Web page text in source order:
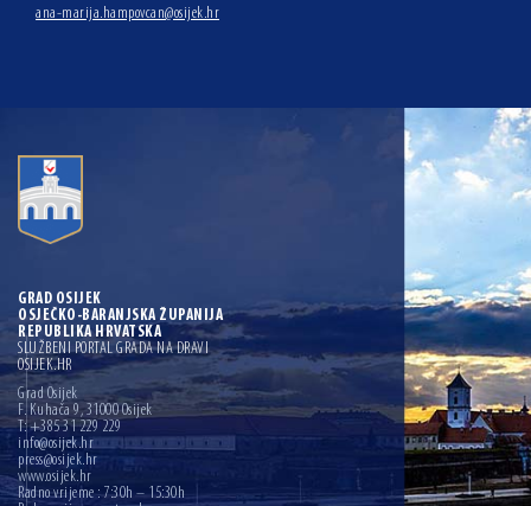
ana-marija.hampovcan@osijek.hr
GRAD OSIJEK
OSJEČKO-BARANJSKA ŽUPANIJA
REPUBLIKA HRVATSKA
SLUŽBENI PORTAL GRADA NA DRAVI
OSIJEK.HR
Grad Osijek
F. Kuhača 9, 31000 Osijek
T: +385 31 229 229
info@osijek.hr
press@osijek.hr
www.osijek.hr
Radno vrijeme : 7:30h – 15:30h